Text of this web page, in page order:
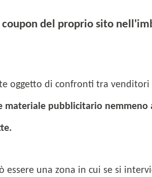
coupon del proprio sito
oggetto di confronti tra
materiale pubblicitario
essere una zona in cui se si